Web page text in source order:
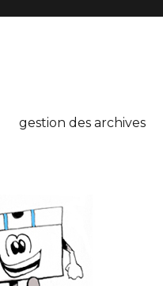
gestion des archives